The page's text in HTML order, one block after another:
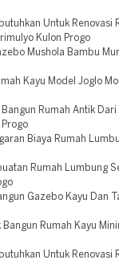
Untuk Renovasi
Kulon Progo
Mushola Bambu
Kayu Model Joglo
Rumah Antik Dari
Biaya Rumah
Rumah Lumbung
Gazebo Kayu Dan
Rumah Kayu
Untuk Renovasi